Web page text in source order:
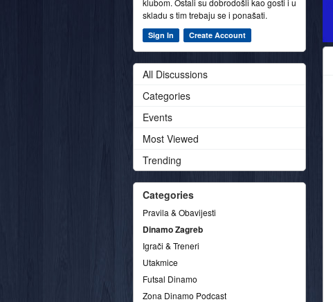
klubom. Ostali su dobrodošli kao gosti i u
skladu s tim trebaju se i ponašati.
Sign In Create Account
All Discussions
Categories
Events
Most Viewed
Trending
Categories
Pravila & Obavijesti
Dinamo Zagreb
Igrači & Treneri
Utakmice
Futsal Dinamo
Zona Dinamo Podcast